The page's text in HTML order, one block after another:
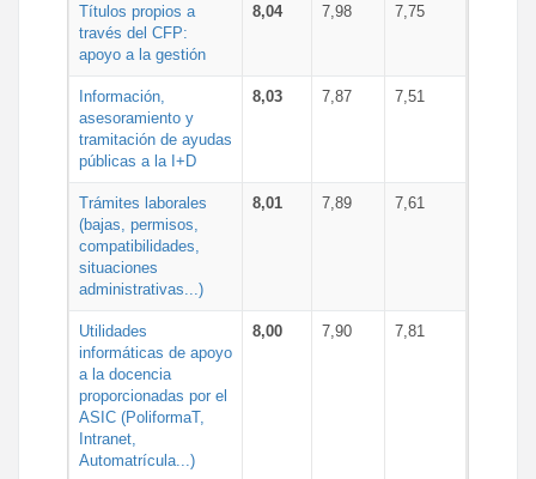
Títulos propios a
través del CFP:
apoyo a la gestión
8,04 7,98 7,75
Información,
asesoramiento y
tramitación de ayudas
públicas a la I+D
8,03 7,87 7,51
Trámites laborales
(bajas, permisos,
compatibilidades,
situaciones
administrativas...)
8,01 7,89 7,61
Utilidades
informáticas de apoyo
a la docencia
proporcionadas por el
ASIC (PoliformaT,
Intranet,
Automatrícula...)
8,00 7,90 7,81